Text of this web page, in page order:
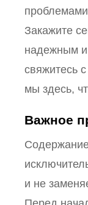
Закажите
надежным
свяжитесь
мы здесь,
Важное
и не